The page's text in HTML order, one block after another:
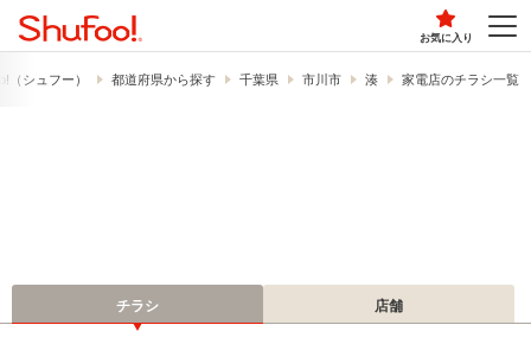
お気に入り
（シュフー） 都道府県から探す 千葉県 市川市 湊 家電店のチラシ一覧
チラシ 店舗